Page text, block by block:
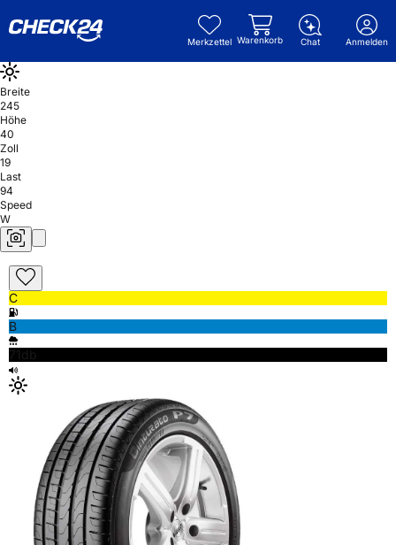
Merkzettel Warenkorb Chat Anmelden
Breite
245
Höhe
40
Zoll
19
Last
94
Speed
W
C
B
71db